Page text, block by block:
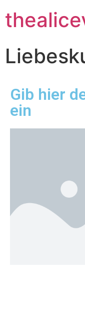
Gib hier
ein